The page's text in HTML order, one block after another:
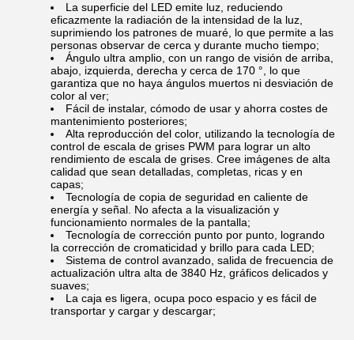
La superficie del LED emite luz, reduciendo
eficazmente la radiación de la intensidad de la luz,
suprimiendo los patrones de muaré, lo que permite a las
personas observar de cerca y durante mucho tiempo;
Ángulo ultra amplio, con un rango de visión de arriba,
abajo, izquierda, derecha y cerca de 170 °, lo que
garantiza que no haya ángulos muertos ni desviación de
color al ver;
Fácil de instalar, cómodo de usar y ahorra costes de
mantenimiento posteriores;
Alta reproducción del color, utilizando la tecnología de
control de escala de grises PWM para lograr un alto
rendimiento de escala de grises. Cree imágenes de alta
calidad que sean detalladas, completas, ricas y en
capas;
Tecnología de copia de seguridad en caliente de
energía y señal. No afecta a la visualización y
funcionamiento normales de la pantalla;
Tecnología de corrección punto por punto, logrando
la corrección de cromaticidad y brillo para cada LED;
Sistema de control avanzado, salida de frecuencia de
actualización ultra alta de 3840 Hz, gráficos delicados y
suaves;
La caja es ligera, ocupa poco espacio y es fácil de
transportar y cargar y descargar;